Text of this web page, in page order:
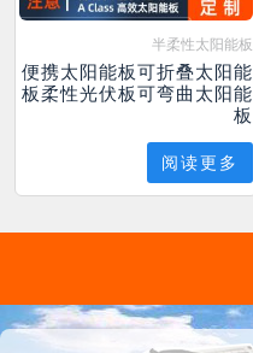
半柔性太阳能板
便携太阳能板可折叠太阳能
板柔性光伏板可弯曲太阳能
板
阅读更多